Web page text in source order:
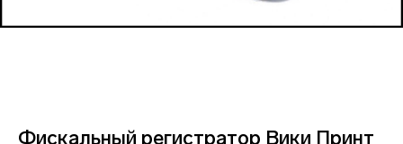
Фискальный регистратор Вики Принт